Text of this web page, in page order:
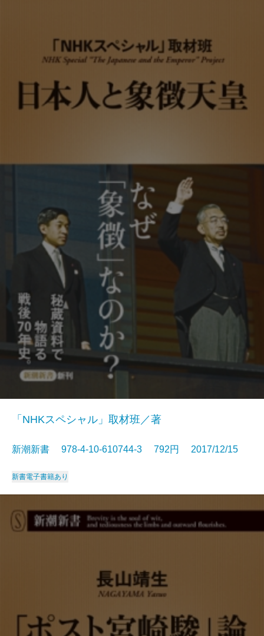
「NHKスペシャル」取材班／著
新潮新書 978-4-10-610744-3 792円 2017/12/15
新書電子書籍あり